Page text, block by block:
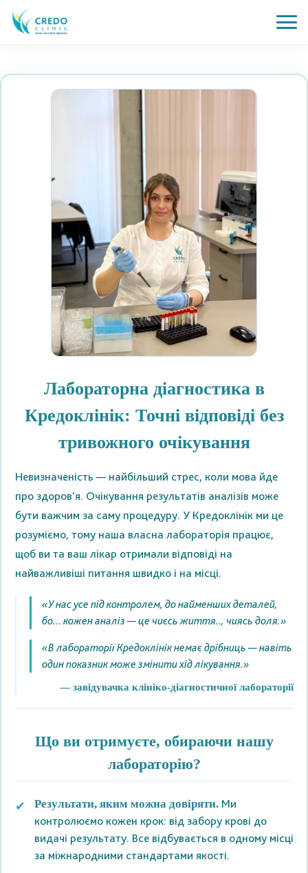
Лабораторна діагностика в
Кредоклінік: Точні відповіді без
тривожного очікування
Невизначеність — найбільший стрес, коли мова йде
про здоров'я. Очікування результатів аналізів може
бути важчим за саму процедуру. У Кредоклінік ми це
розуміємо, тому наша власна лабораторія працює,
щоб ви та ваш лікар отримали відповіді на
найважливіші питання швидко і на місці.
«У нас усе під контролем, до найменших деталей,
бо... кожен аналіз — це чиєсь життя.., чиясь доля.»
«В лабораторії Кредоклінік немає дрібниць — навіть
один показник може змінити хід лікування.»
— завідувачка клініко-діагностичної лабораторії
Що ви отримуєте, обираючи нашу
лабораторію?
Результати, яким можна довіряти.Ми
контролюємо кожен крок: від забору крові до
видачі результату. Все відбувається в одному місці
за міжнародними стандартами якості.